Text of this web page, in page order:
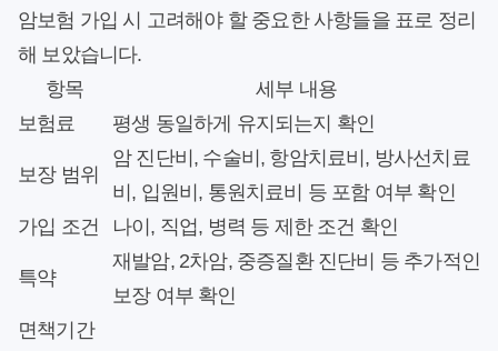
암보험 가입 시 고려해야 할 중요한 사항들을 표로 정리
해 보았습니다.
항목
세부 내용
보험료
평생 동일하게 유지되는지 확인
보장 범위
암 진단비, 수술비, 항암치료비, 방사선치료
비, 입원비, 통원치료비 등 포함 여부 확인
가입 조건
나이, 직업, 병력 등 제한 조건 확인
특약
재발암, 2차암, 중증질환 진단비 등 추가적인
보장 여부 확인
면책기간